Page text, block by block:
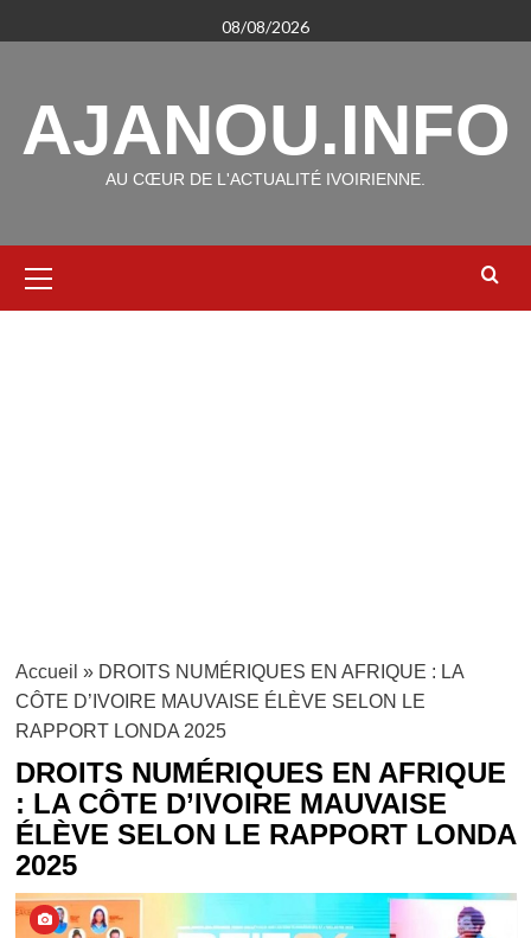
au
08/08/2026
AJANOU.INFO
AU CŒUR DE L'ACTUALITÉ IVOIRIENNE.
principal
Accueil » DROITS NUMÉRIQUES EN AFRIQUE : LA
CÔTE D’IVOIRE MAUVAISE ÉLÈVE SELON LE
RAPPORT LONDA 2025
DROITS NUMÉRIQUES EN AFRIQUE
: LA CÔTE D’IVOIRE MAUVAISE
ÉLÈVE SELON LE RAPPORT LONDA
2025